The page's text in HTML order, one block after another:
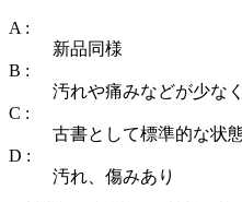
A :
新品同様
B :
汚れや痛みなどが少な
C :
古書として標準的な状
D :
汚れ、傷みあり